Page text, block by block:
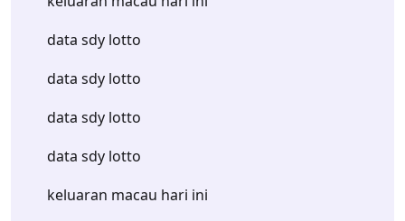
data sdy lotto
data sdy lotto
data sdy lotto
data sdy lotto
keluaran macau hari ini